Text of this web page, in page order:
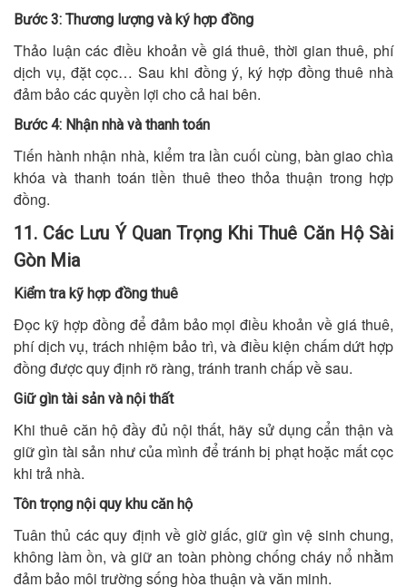
Bước 3: Thương lượng và ký hợp đồng
Thảo luận các điều khoản về giá thuê, thời gian thuê, phí
dịch vụ, đặt cọc… Sau khi đồng ý, ký hợp đồng thuê nhà
đảm bảo các quyền lợi cho cả hai bên.
Bước 4: Nhận nhà và thanh toán
Tiến hành nhận nhà, kiểm tra lần cuối cùng, bàn giao chìa
khóa và thanh toán tiền thuê theo thỏa thuận trong hợp
đồng.
11. Các Lưu Ý Quan Trọng Khi Thuê Căn Hộ Sài
Gòn Mia
Kiểm tra kỹ hợp đồng thuê
Đọc kỹ hợp đồng để đảm bảo mọi điều khoản về giá thuê,
phí dịch vụ, trách nhiệm bảo trì, và điều kiện chấm dứt hợp
đồng được quy định rõ ràng, tránh tranh chấp về sau.
Giữ gìn tài sản và nội thất
Khi thuê căn hộ đầy đủ nội thất, hãy sử dụng cẩn thận và
giữ gìn tài sản như của mình để tránh bị phạt hoặc mất cọc
khi trả nhà.
Tôn trọng nội quy khu căn hộ
Tuân thủ các quy định về giờ giấc, giữ gìn vệ sinh chung,
không làm ồn, và giữ an toàn phòng chống cháy nổ nhằm
đảm bảo môi trường sống hòa thuận và văn minh.